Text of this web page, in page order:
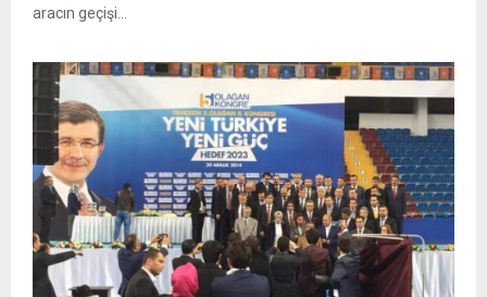
aracın geçişi...